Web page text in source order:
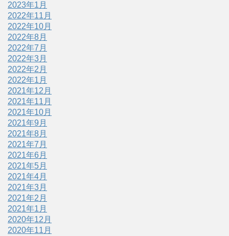
2023年1月
2022年11月
2022年10月
2022年8月
2022年7月
2022年3月
2022年2月
2022年1月
2021年12月
2021年11月
2021年10月
2021年9月
2021年8月
2021年7月
2021年6月
2021年5月
2021年4月
2021年3月
2021年2月
2021年1月
2020年12月
2020年11月